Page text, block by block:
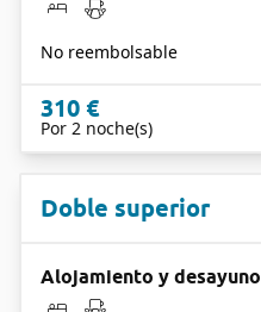
No reembolsable
310 €
Por 2 noche(s)
Doble superior
Alojamiento y desayuno